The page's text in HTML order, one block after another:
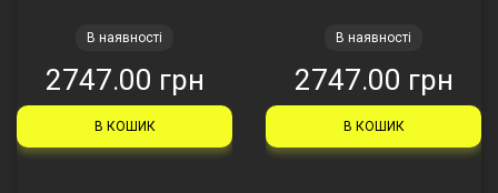
В наявності
2747.00 грн
В КОШИК
В наявності
2747.00 грн
В КОШИК